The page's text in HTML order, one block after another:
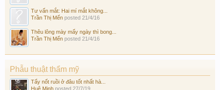
Tư vấn mắt: Hai mí mắt không...
Trần Thị Mến posted 21/4/16
Thêu lông mày mấy ngày thì bong...
Trần Thị Mến posted 21/4/16
Phẫu thuật thẩm mỹ
Tẩy nốt ruồi ở đâu tốt nhất hà...
Huệ Minh posted 27/7/19